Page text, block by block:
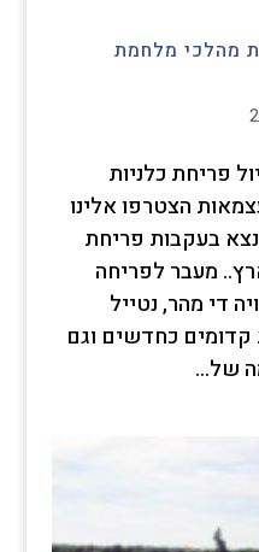
מהלכי מלחמת
פריחת כלניות
הצטרפו אלינו
נצא בעקבות פריחת
מעבר לפריחה
די מהר, נטייל
כחדשים וגם
של...